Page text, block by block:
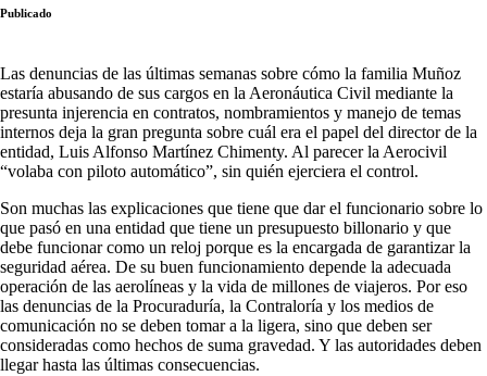
Publicado
Las denuncias de las últimas semanas sobre cómo la familia Muñoz
estaría abusando de sus cargos en la Aeronáutica Civil mediante la
presunta injerencia en contratos, nombramientos y manejo de temas
internos deja la gran pregunta sobre cuál era el papel del director de la
entidad, Luis Alfonso Martínez Chimenty. Al parecer la Aerocivil
“volaba con piloto automático”, sin quién ejerciera el control.
Son muchas las explicaciones que tiene que dar el funcionario sobre lo
que pasó en una entidad que tiene un presupuesto billonario y que
debe funcionar como un reloj porque es la encargada de garantizar la
seguridad aérea. De su buen funcionamiento depende la adecuada
operación de las aerolíneas y la vida de millones de viajeros. Por eso
las denuncias de la Procuraduría, la Contraloría y los medios de
comunicación no se deben tomar a la ligera, sino que deben ser
consideradas como hechos de suma gravedad. Y las autoridades deben
llegar hasta las últimas consecuencias.